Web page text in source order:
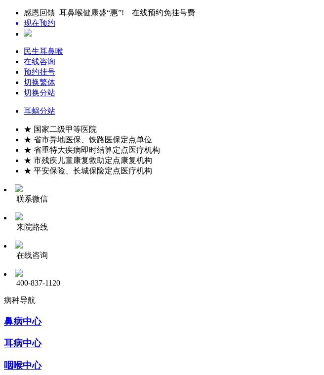
感恩回馈 耳鼻喉健康盛“惠”! 在线预约免挂号费
现在预约
民生耳鼻喉
在线咨询
预约挂号
切换繁体
切换分站
耳蜗分站
★ 国家二级甲等医院
★ 省市异地医保、铁路医保定点单位
★ 省重特大疾病即时结算定点医疗机构
★ 市残疾儿童康复救助定点康复机构
★ 平安保险、长城保险定点医疗机构
联系微信
来院路线
在线咨询
400-837-1120
病种导航
鼻病中心
耳病中心
咽喉中心